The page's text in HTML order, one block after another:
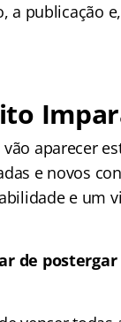
a publicação
aparecer
e novos
e um
de